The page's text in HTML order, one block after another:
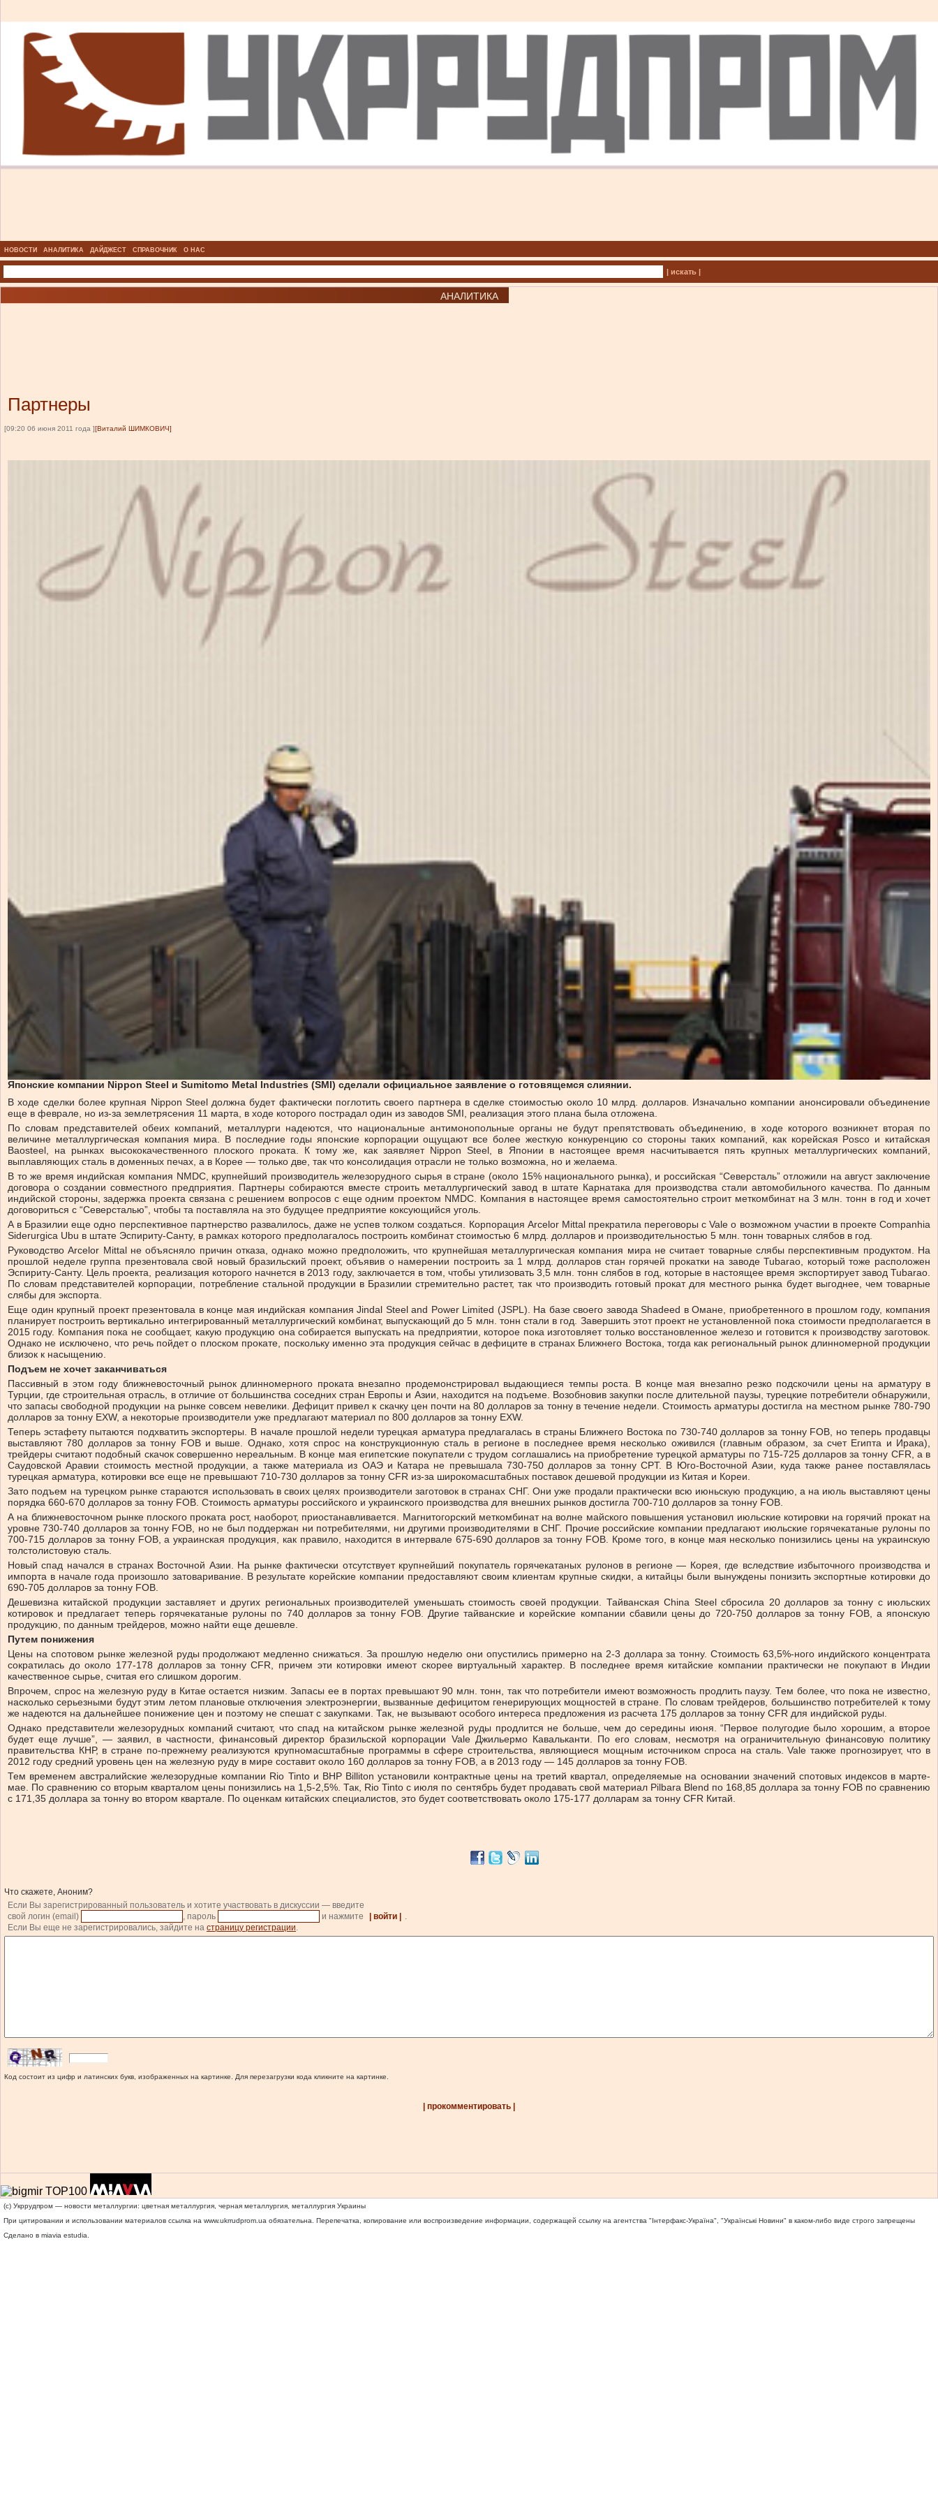
НОВОСТИ АНАЛИТИКА ДАЙДЖЕСТ СПРАВОЧНИК О НАС
| искать |
АНАЛИТИКА
Партнеры
[09:20 06 июня 2011 года ][Виталий ШИМКОВИЧ]
Японские компании Nippon Steel и Sumitomo Metal Industries (SMI) сделали официальное заявление о готовящемся слиянии.
В ходе сделки более крупная Nippon Steel должна будет фактически поглотить своего партнера в сделке стоимостью около 10 млрд. долларов. Изначально компании анонсировали объединение
еще в феврале, но из-за землетрясения 11 марта, в ходе которого пострадал один из заводов SMI, реализация этого плана была отложена.
По словам представителей обеих компаний, металлурги надеются, что национальные антимонопольные органы не будут препятствовать объединению, в ходе которого возникнет вторая по
величине металлургическая компания мира. В последние годы японские корпорации ощущают все более жесткую конкуренцию со стороны таких компаний, как корейская Posco и китайская
Baosteel, на рынках высококачественного плоского проката. К тому же, как заявляет Nippon Steel, в Японии в настоящее время насчитывается пять крупных металлургических компаний,
выплавляющих сталь в доменных печах, а в Корее — только две, так что консолидация отрасли не только возможна, но и желаема.
В то же время индийская компания NMDC, крупнейший производитель железорудного сырья в стране (около 15% национального рынка), и российская “Северсталь” отложили на август заключение
договора о создании совместного предприятия. Партнеры собираются вместе строить металлургический завод в штате Карнатака для производства стали автомобильного качества. По данным
индийской стороны, задержка проекта связана с решением вопросов с еще одним проектом NMDC. Компания в настоящее время самостоятельно строит меткомбинат на 3 млн. тонн в год и хочет
договориться с “Северсталью”, чтобы та поставляла на это будущее предприятие коксующийся уголь.
А в Бразилии еще одно перспективное партнерство развалилось, даже не успев толком создаться. Корпорация Arcelor Mittal прекратила переговоры с Vale о возможном участии в проекте Companhia
Siderurgica Ubu в штате Эспириту-Санту, в рамках которого предполагалось построить комбинат стоимостью 6 млрд. долларов и производительностью 5 млн. тонн товарных слябов в год.
Руководство Arcelor Mittal не объясняло причин отказа, однако можно предположить, что крупнейшая металлургическая компания мира не считает товарные слябы перспективным продуктом. На
прошлой неделе группа презентовала свой новый бразильский проект, объявив о намерении построить за 1 млрд. долларов стан горячей прокатки на заводе Tubarao, который тоже расположен
Эспириту-Санту. Цель проекта, реализация которого начнется в 2013 году, заключается в том, чтобы утилизовать 3,5 млн. тонн слябов в год, которые в настоящее время экспортирует завод Tubarao.
По словам представителей корпорации, потребление стальной продукции в Бразилии стремительно растет, так что производить готовый прокат для местного рынка будет выгоднее, чем товарные
слябы для экспорта.
Еще один крупный проект презентовала в конце мая индийская компания Jindal Steel and Power Limited (JSPL). На базе своего завода Shadeed в Омане, приобретенного в прошлом году, компания
планирует построить вертикально интегрированный металлургический комбинат, выпускающий до 5 млн. тонн стали в год. Завершить этот проект не установленной пока стоимости предполагается в
2015 году. Компания пока не сообщает, какую продукцию она собирается выпускать на предприятии, которое пока изготовляет только восстановленное железо и готовится к производству заготовок.
Однако не исключено, что речь пойдет о плоском прокате, поскольку именно эта продукция сейчас в дефиците в странах Ближнего Востока, тогда как региональный рынок длинномерной продукции
близок к насыщению.
Подъем не хочет заканчиваться
Пассивный в этом году ближневосточный рынок длинномерного проката внезапно продемонстрировал выдающиеся темпы роста. В конце мая внезапно резко подскочили цены на арматуру в
Турции, где строительная отрасль, в отличие от большинства соседних стран Европы и Азии, находится на подъеме. Возобновив закупки после длительной паузы, турецкие потребители обнаружили,
что запасы свободной продукции на рынке совсем невелики. Дефицит привел к скачку цен почти на 80 долларов за тонну в течение недели. Стоимость арматуры достигла на местном рынке 780-790
долларов за тонну EXW, а некоторые производители уже предлагают материал по 800 долларов за тонну EXW.
Теперь эстафету пытаются подхватить экспортеры. В начале прошлой недели турецкая арматура предлагалась в страны Ближнего Востока по 730-740 долларов за тонну FOB, но теперь продавцы
выставляют 780 долларов за тонну FOB и выше. Однако, хотя спрос на конструкционную сталь в регионе в последнее время несколько оживился (главным образом, за счет Египта и Ирака),
трейдеры считают подобный скачок совершенно нереальным. В конце мая египетские покупатели с трудом соглашались на приобретение турецкой арматуры по 715-725 долларов за тонну CFR, а в
Саудовской Аравии стоимость местной продукции, а также материала из ОАЭ и Катара не превышала 730-750 долларов за тонну CPT. В Юго-Восточной Азии, куда также ранее поставлялась
турецкая арматура, котировки все еще не превышают 710-730 долларов за тонну CFR из-за широкомасштабных поставок дешевой продукции из Китая и Кореи.
Зато подъем на турецком рынке стараются использовать в своих целях производители заготовок в странах СНГ. Они уже продали практически всю июньскую продукцию, а на июль выставляют цены
порядка 660-670 долларов за тонну FOB. Стоимость арматуры российского и украинского производства для внешних рынков достигла 700-710 долларов за тонну FOB.
А на ближневосточном рынке плоского проката рост, наоборот, приостанавливается. Магнитогорский меткомбинат на волне майского повышения установил июльские котировки на горячий прокат на
уровне 730-740 долларов за тонну FOB, но не был поддержан ни потребителями, ни другими производителями в СНГ. Прочие российские компании предлагают июльские горячекатаные рулоны по
700-715 долларов за тонну FOB, а украинская продукция, как правило, находится в интервале 675-690 долларов за тонну FOB. Кроме того, в конце мая несколько понизились цены на украинскую
толстолистовую сталь.
Новый спад начался в странах Восточной Азии. На рынке фактически отсутствует крупнейший покупатель горячекатаных рулонов в регионе — Корея, где вследствие избыточного производства и
импорта в начале года произошло затоваривание. В результате корейские компании предоставляют своим клиентам крупные скидки, а китайцы были вынуждены понизить экспортные котировки до
690-705 долларов за тонну FOB.
Дешевизна китайской продукции заставляет и других региональных производителей уменьшать стоимость своей продукции. Тайванская China Steel сбросила 20 долларов за тонну с июльских
котировок и предлагает теперь горячекатаные рулоны по 740 долларов за тонну FOB. Другие тайванские и корейские компании сбавили цены до 720-750 долларов за тонну FOB, а японскую
продукцию, по данным трейдеров, можно найти еще дешевле.
Путем понижения
Цены на спотовом рынке железной руды продолжают медленно снижаться. За прошлую неделю они опустились примерно на 2-3 доллара за тонну. Стоимость 63,5%-ного индийского концентрата
сократилась до около 177-178 долларов за тонну CFR, причем эти котировки имеют скорее виртуальный характер. В последнее время китайские компании практически не покупают в Индии
качественное сырье, считая его слишком дорогим.
Впрочем, спрос на железную руду в Китае остается низким. Запасы ее в портах превышают 90 млн. тонн, так что потребители имеют возможность продлить паузу. Тем более, что пока не известно,
насколько серьезными будут этим летом плановые отключения электроэнергии, вызванные дефицитом генерирующих мощностей в стране. По словам трейдеров, большинство потребителей к тому
же надеются на дальнейшее понижение цен и поэтому не спешат с закупками. Так, не вызывают особого интереса предложения из расчета 175 долларов за тонну CFR для индийской руды.
Однако представители железорудных компаний считают, что спад на китайском рынке железной руды продлится не больше, чем до середины июня. “Первое полугодие было хорошим, а второе
будет еще лучше”, — заявил, в частности, финансовый директор бразильской корпорации Vale Джильермо Кавальканти. По его словам, несмотря на ограничительную финансовую политику
правительства КНР, в стране по-прежнему реализуются крупномасштабные программы в сфере строительства, являющиеся мощным источником спроса на сталь. Vale также прогнозирует, что в
2012 году средний уровень цен на железную руду в мире составит около 160 долларов за тонну FOB, а в 2013 году — 145 долларов за тонну FOB.
Тем временем австралийские железорудные компании Rio Tinto и BHP Billiton установили контрактные цены на третий квартал, определяемые на основании значений спотовых индексов в марте-
мае. По сравнению со вторым кварталом цены понизились на 1,5-2,5%. Так, Rio Tinto с июля по сентябрь будет продавать свой материал Pilbara Blend по 168,85 доллара за тонну FOB по сравнению
с 171,35 доллара за тонну во втором квартале. По оценкам китайских специалистов, это будет соответствовать около 175-177 долларам за тонну CFR Китай.
Что скажете, Аноним?
Если Вы зарегистрированный пользователь и хотите участвовать в дискуссии — введите
свой логин (email)
, пароль и нажмите | войти |
.
Если Вы еще не зарегистрировались, зайдите на страницу регистрации.
Код состоит из цифр и латинских букв, изображенных на картинке. Для перезагрузки кода кликните на картинке.
| прокомментировать |
(c) Укррудпром — новости металлургии: цветная металлургия, черная металлургия, металлургия Украины
При цитировании и использовании материалов ссылка на www.ukrrudprom.ua обязательна. Перепечатка, копирование или воспроизведение информации, содержащей ссылку на агентства "Iнтерфакс-Україна", "Українськi Новини" в каком-либо виде строго запрещены
Сделано в miavia estudia.